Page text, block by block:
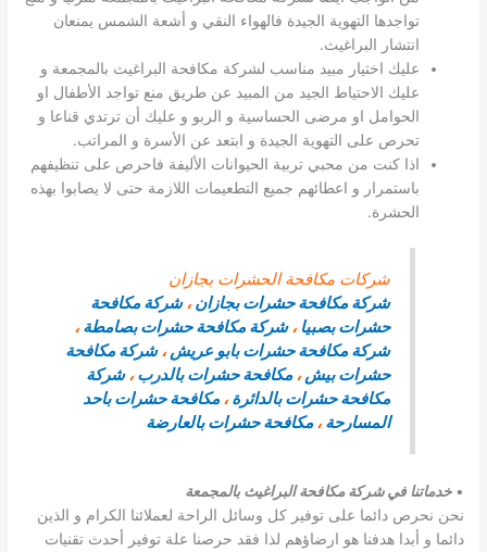
تواجدها التهوية الجيدة فالهواء النقي و أشعة الشمس يمنعان
انتشار البراغيث.
عليك اختيار مبيد مناسب لشركة مكافحة البراغيث بالمجمعة و
عليك الاحتياط الجيد من المبيد عن طريق منع تواجد الأطفال او
الحوامل او مرضى الحساسية و الربو و عليك أن ترتدي قناعا و
تحرص على التهوية الجيدة و ابتعد عن الأسرة و المراتب.
اذا كنت من محبي تربية الحيوانات الأليفة فاحرص على تنظيفهم
باستمرار و اعطائهم جميع التطعيمات اللازمة حتى لا يصابوا بهذه
الحشرة.
شركات مكافحة الحشرات بجازان
شركة مكافحة حشرات بجازان،شركة مكافحة
حشرات بصبيا ،شركة مكافحة حشرات بصامطة،
شركة مكافحة حشرات بابو عريش،شركة مكافحة
حشرات بيش،مكافحة حشرات بالدرب،شركة
مكافحة حشرات بالدائرة،مكافحة حشرات باحد
المسارحة،مكافحة حشرات بالعارضة
•خدماتنا في شركة مكافحة البراغيث بالمجمعة
نحن نحرص دائما على توفير كل وسائل الراحة لعملائنا الكرام و الذين
دائما و أبدا هدفنا هو ارضاؤهم لذا فقد حرصنا علة توفير أحدث تقنيات